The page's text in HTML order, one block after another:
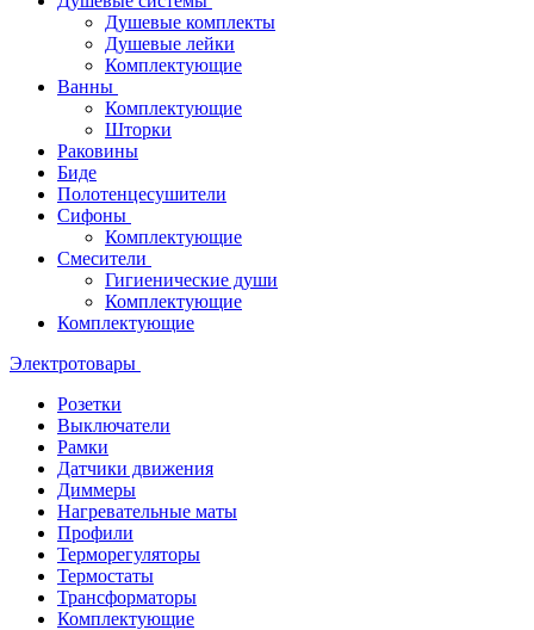
Душевые комплекты
Душевые лейки
Комплектующие
Ванны
Комплектующие
Шторки
Раковины
Биде
Полотенцесушители
Сифоны
Комплектующие
Смесители
Гигиенические души
Комплектующие
Комплектующие
Электротовары
Розетки
Выключатели
Рамки
Датчики движения
Диммеры
Нагревательные маты
Профили
Терморегуляторы
Термостаты
Трансформаторы
Комплектующие